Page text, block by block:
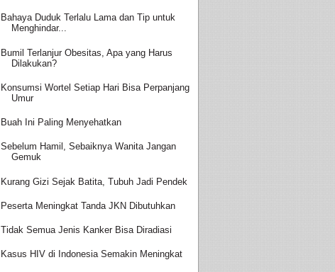
Bahaya Duduk Terlalu Lama dan Tip untuk
Menghindar...
Bumil Terlanjur Obesitas, Apa yang Harus
Dilakukan?
Konsumsi Wortel Setiap Hari Bisa Perpanjang
Umur
Buah Ini Paling Menyehatkan
Sebelum Hamil, Sebaiknya Wanita Jangan
Gemuk
Kurang Gizi Sejak Batita, Tubuh Jadi Pendek
Peserta Meningkat Tanda JKN Dibutuhkan
Tidak Semua Jenis Kanker Bisa Diradiasi
Kasus HIV di Indonesia Semakin Meningkat